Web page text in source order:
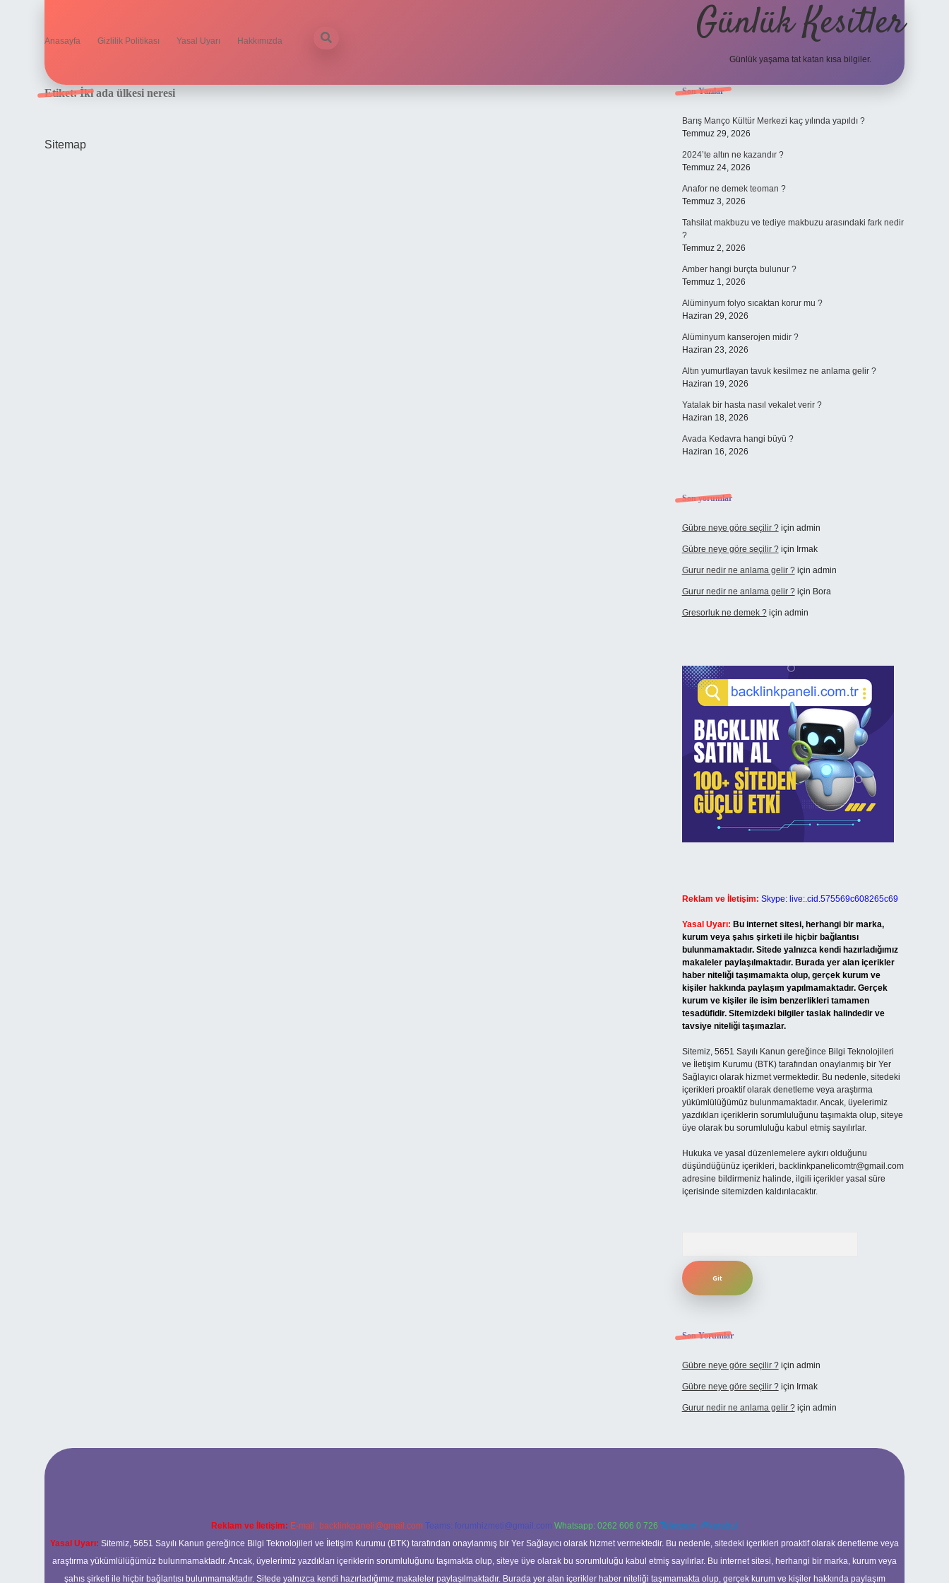
Anasayfa Gizlilik Politikası Yasal Uyarı Hakkımızda Günlük Kesitler
Günlük yaşama tat katan kısa bilgiler.
Etiket:İki ada ülkesi neresi
Sitemap
Sidebar
Son Yazılar
Barış Manço Kültür Merkezi kaç yılında yapıldı ?
Temmuz 29, 2026
2024’te altın ne kazandır ?
Temmuz 24, 2026
Anafor ne demek teoman ?
Temmuz 3, 2026
Tahsilat makbuzu ve tediye makbuzu arasındaki fark nedir
?
Temmuz 2, 2026
Amber hangi burçta bulunur ?
Temmuz 1, 2026
Alüminyum folyo sıcaktan korur mu ?
Haziran 29, 2026
Alüminyum kanserojen midir ?
Haziran 23, 2026
Altın yumurtlayan tavuk kesilmez ne anlama gelir ?
Haziran 19, 2026
Yatalak bir hasta nasıl vekalet verir ?
Haziran 18, 2026
Avada Kedavra hangi büyü ?
Haziran 16, 2026
Son yorumlar
Gübre neye göre seçilir ?için admin
Gübre neye göre seçilir ?için Irmak
Gurur nedir ne anlama gelir ?için admin
Gurur nedir ne anlama gelir ?için Bora
Gresorluk ne demek ?için admin
Reklam ve İletişim: Skype: live:.cid.575569c608265c69
Yasal Uyarı: Bu internet sitesi, herhangi bir marka,
kurum veya şahıs şirketi ile hiçbir bağlantısı
bulunmamaktadır. Sitede yalnızca kendi hazırladığımız
makaleler paylaşılmaktadır. Burada yer alan içerikler
haber niteliği taşımamakta olup, gerçek kurum ve
kişiler hakkında paylaşım yapılmamaktadır. Gerçek
kurum ve kişiler ile isim benzerlikleri tamamen
tesadüfidir. Sitemizdeki bilgiler taslak halindedir ve
tavsiye niteliği taşımazlar.
Sitemiz, 5651 Sayılı Kanun gereğince Bilgi Teknolojileri
ve İletişim Kurumu (BTK) tarafından onaylanmış bir Yer
Sağlayıcı olarak hizmet vermektedir. Bu nedenle, sitedeki
içerikleri proaktif olarak denetleme veya araştırma
yükümlülüğümüz bulunmamaktadır. Ancak, üyelerimiz
yazdıkları içeriklerin sorumluluğunu taşımakta olup, siteye
üye olarak bu sorumluluğu kabul etmiş sayılırlar.
Hukuka ve yasal düzenlemelere aykırı olduğunu
düşündüğünüz içerikleri, backlinkpanelicomtr@gmail.com
adresine bildirmeniz halinde, ilgili içerikler yasal süre
içerisinde sitemizden kaldırılacaktır.
Son Yorumlar
Gübre neye göre seçilir ?için admin
Gübre neye göre seçilir ?için Irmak
Gurur nedir ne anlama gelir ?için admin
Reklam ve İletişim: E-mail: backlinkpaneli@gmail.com Teams: forumhizmeti@gmail.com Whatsapp: 0262 606 0 726 Telegram: @karabul
Yasal Uyarı: Sitemiz, 5651 Sayılı Kanun gereğince Bilgi Teknolojileri ve İletişim Kurumu (BTK) tarafından onaylanmış bir Yer Sağlayıcı olarak hizmet vermektedir. Bu nedenle, sitedeki içerikleri proaktif olarak denetleme veya
araştırma yükümlülüğümüz bulunmamaktadır. Ancak, üyelerimiz yazdıkları içeriklerin sorumluluğunu taşımakta olup, siteye üye olarak bu sorumluluğu kabul etmiş sayılırlar. Bu internet sitesi, herhangi bir marka, kurum veya
şahıs şirketi ile hiçbir bağlantısı bulunmamaktadır. Sitede yalnızca kendi hazırladığımız makaleler paylaşılmaktadır. Burada yer alan içerikler haber niteliği taşımamakta olup, gerçek kurum ve kişiler hakkında paylaşım